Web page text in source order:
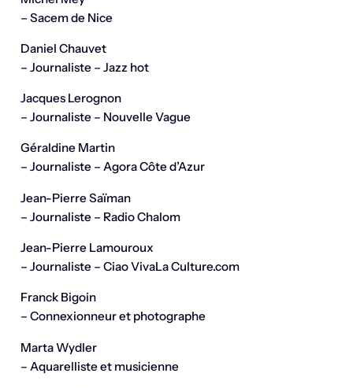
– Sacem de Nice
Daniel Chauvet
– Journaliste – Jazz hot
Jacques Lerognon
– Journaliste – Nouvelle Vague
Géraldine Martin
– Journaliste – Agora Côte d’Azur
Jean-Pierre Saïman
– Journaliste – Radio Chalom
Jean-Pierre Lamouroux
– Journaliste – Ciao VivaLa Culture.com
Franck Bigoin
– Connexionneur et photographe
Marta Wydler
– Aquarelliste et musicienne